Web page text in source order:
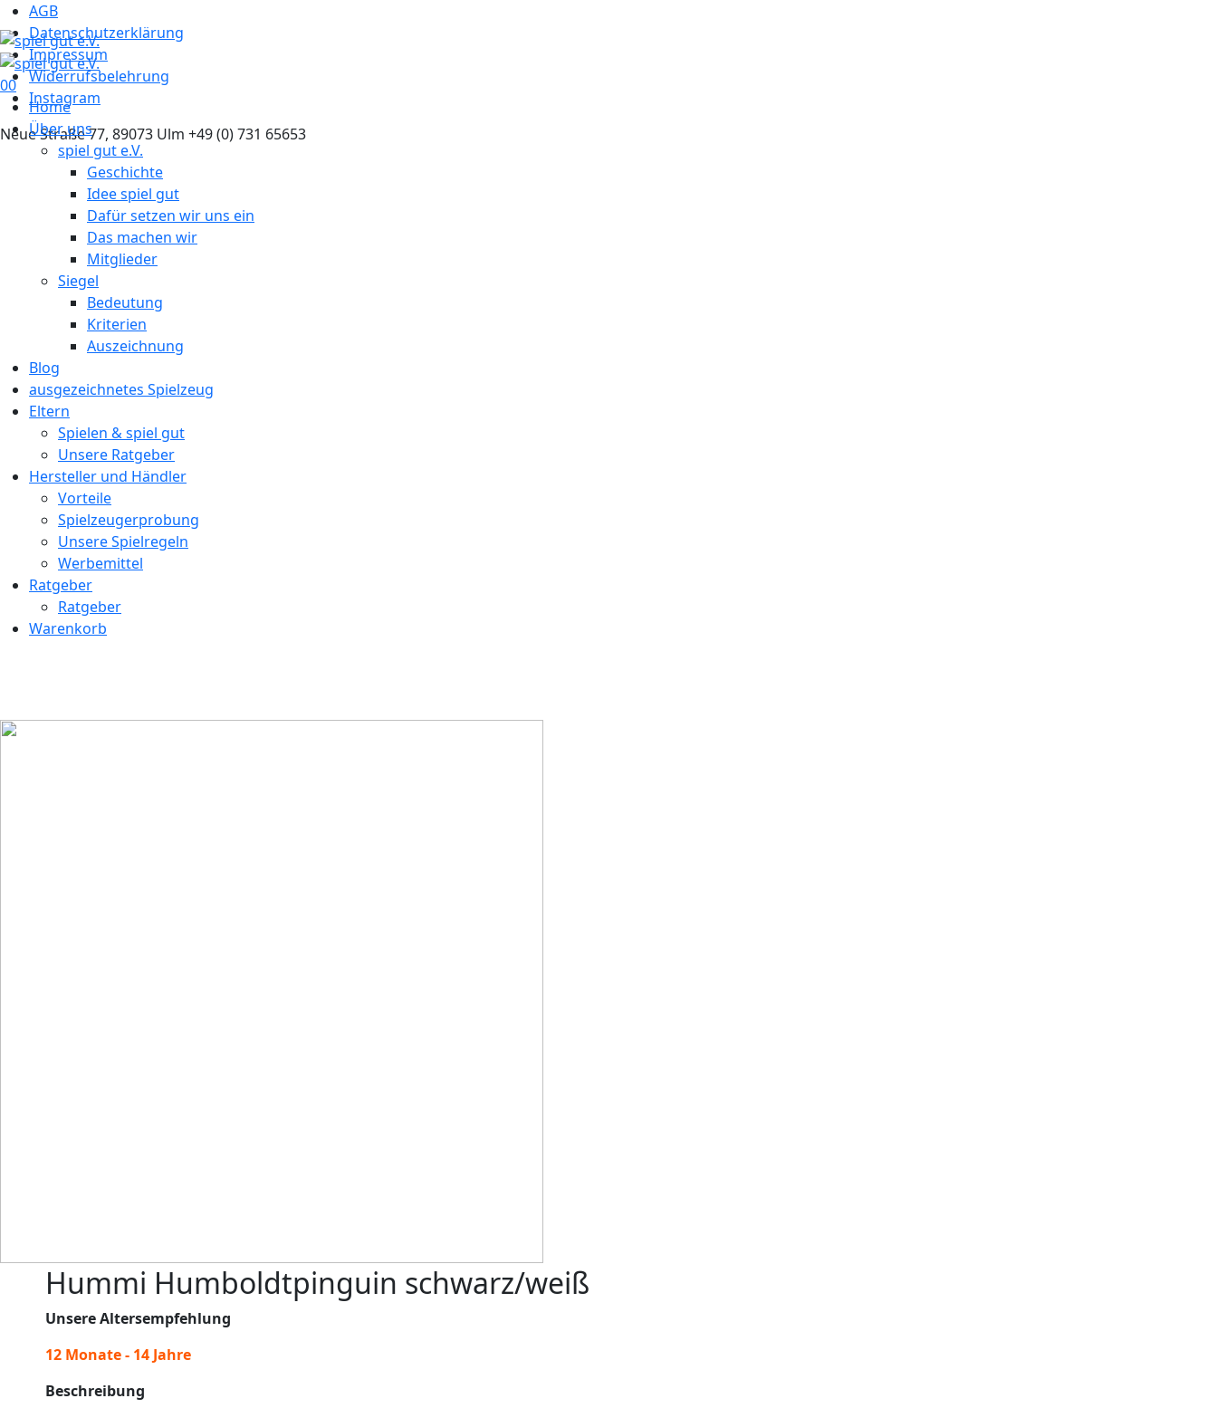
AGB
Datenschutzerklärung
Impressum
Widerrufsbelehrung
Instagram
Neue Straße 77, 89073 Ulm +49 (0) 731 65653
00
Home
Über uns
spiel gut e.V.
Geschichte
Idee spiel gut
Dafür setzen wir uns ein
Das machen wir
Mitglieder
Siegel
Bedeutung
Kriterien
Auszeichnung
Blog
ausgezeichnetes Spielzeug
Eltern
Spielen & spiel gut
Unsere Ratgeber
Hersteller und Händler
Vorteile
Spielzeugerprobung
Unsere Spielregeln
Werbemittel
Ratgeber
Ratgeber
Warenkorb
Hummi Humboldtpinguin schwarz/weiß
Unsere Altersempfehlung
12 Monate - 14 Jahre
Beschreibung